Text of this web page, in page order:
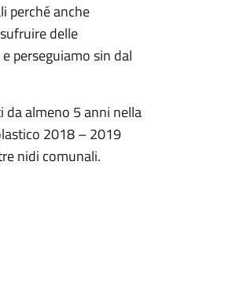
perché anche
delle
perseguiamo sin dal
da almeno 5 anni nella
2018 – 2019
nidi comunali.